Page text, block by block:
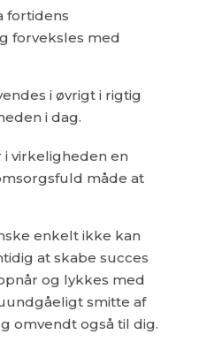
fortidens
forveksles med
i øvrigt i rigtig
i dag.
virkeligheden en
måde at
enkelt ikke kan
at skabe succes
og lykkes med
smitte af
omvendt også til dig.